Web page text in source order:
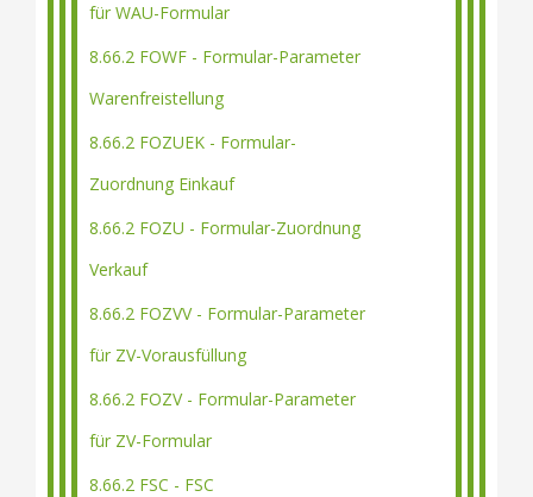
für WAU-Formular
8.66.2 FOWF - Formular-Parameter
Warenfreistellung
8.66.2 FOZUEK - Formular-
Zuordnung Einkauf
8.66.2 FOZU - Formular-Zuordnung
Verkauf
8.66.2 FOZVV - Formular-Parameter
für ZV-Vorausfüllung
8.66.2 FOZV - Formular-Parameter
für ZV-Formular
8.66.2 FSC - FSC